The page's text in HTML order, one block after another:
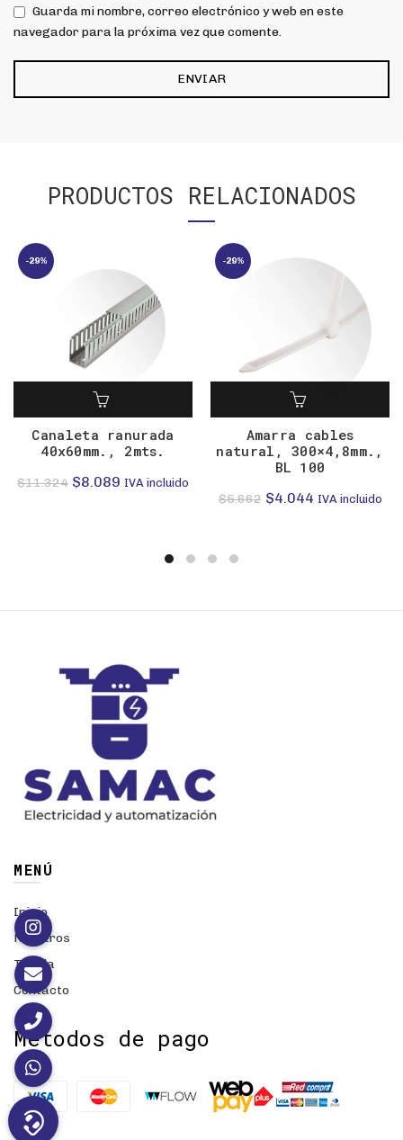
Guarda mi nombre, correo electrónico y web en este
navegador para la próxima vez que comente.
PRODUCTOS RELACIONADOS
-29%
Canaleta ranurada
40x60mm., 2mts.
$11.324 El
$8.089 El
IVA incluido
-29%
Amarra cables
natural, 300×4,8mm.,
BL 100
$5.662 El
$4.044ElIVA incluido
MENÚ
Inicio
Nosotros
Tienda
Contacto
Métodos de pago